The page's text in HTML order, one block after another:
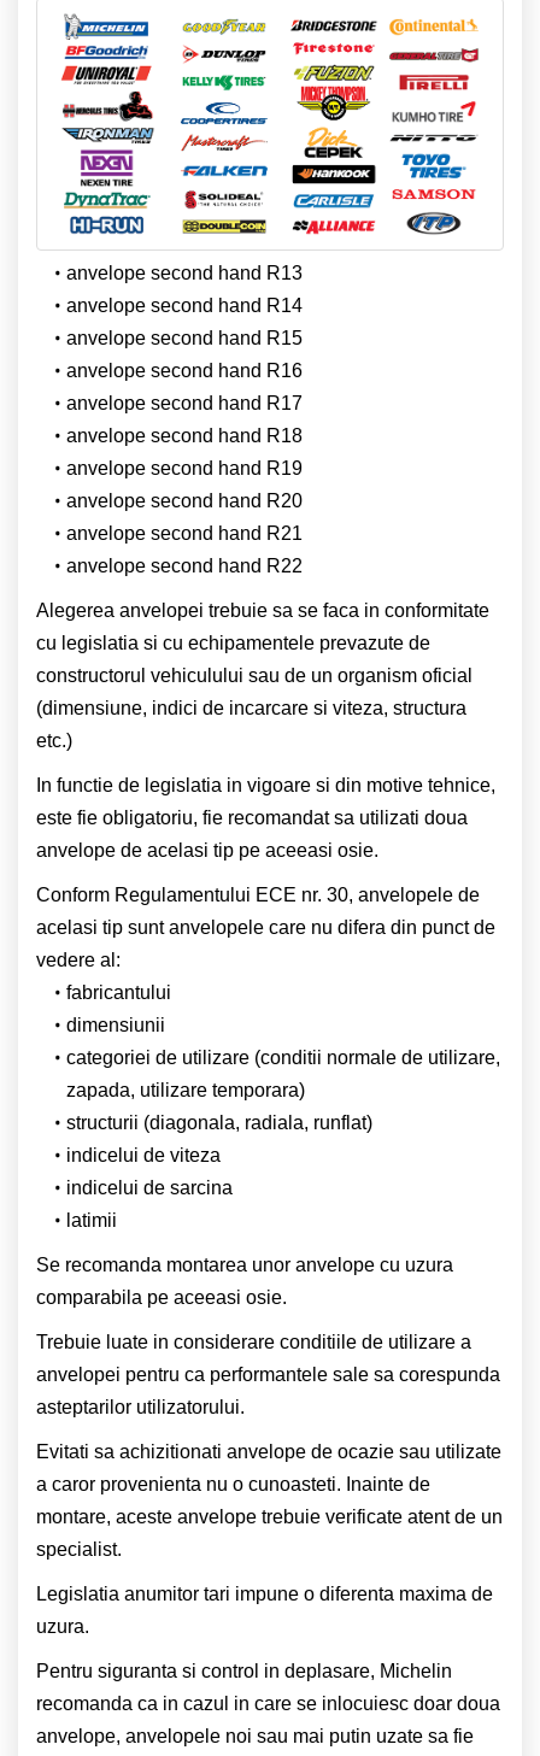
anvelope second hand R13
anvelope second hand R14
anvelope second hand R15
anvelope second hand R16
anvelope second hand R17
anvelope second hand R18
anvelope second hand R19
anvelope second hand R20
anvelope second hand R21
anvelope second hand R22
Alegerea anvelopei trebuie sa se faca in conformitate
cu legislatia si cu echipamentele prevazute de
constructorul vehiculului sau de un organism oficial
(dimensiune, indici de incarcare si viteza, structura
etc.)
In functie de legislatia in vigoare si din motive tehnice,
este fie obligatoriu, fie recomandat sa utilizati doua
anvelope de acelasi tip pe aceeasi osie.
Conform Regulamentului ECE nr. 30, anvelopele de
acelasi tip sunt anvelopele care nu difera din punct de
vedere al:
fabricantului
dimensiunii
categoriei de utilizare (conditii normale de utilizare,
zapada, utilizare temporara)
structurii (diagonala, radiala, runflat)
indicelui de viteza
indicelui de sarcina
latimii
Se recomanda montarea unor anvelope cu uzura
comparabila pe aceeasi osie.
Trebuie luate in considerare conditiile de utilizare a
anvelopei pentru ca performantele sale sa corespunda
asteptarilor utilizatorului.
Evitati sa achizitionati anvelope de ocazie sau utilizate
a caror provenienta nu o cunoasteti. Inainte de
montare, aceste anvelope trebuie verificate atent de un
specialist.
Legislatia anumitor tari impune o diferenta maxima de
uzura.
Pentru siguranta si control in deplasare, Michelin
recomanda ca in cazul in care se inlocuiesc doar doua
anvelope, anvelopele noi sau mai putin uzate sa fie